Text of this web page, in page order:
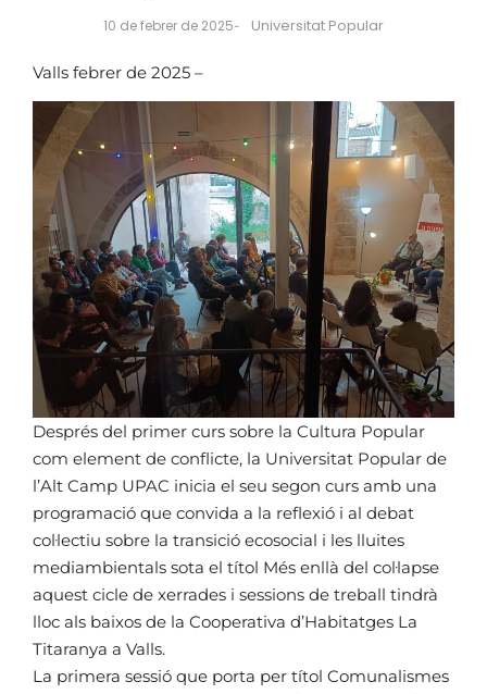
10 de febrer de 2025- Universitat Popular
Valls febrer de 2025 –
Després del primer curs sobre la Cultura Popular
com element de conflicte, la Universitat Popular de
l’Alt Camp UPAC inicia el seu segon curs amb una
programació que convida a la reflexió i al debat
col·lectiu sobre la transició ecosocial i les lluites
mediambientals sota el títol Més enllà del col·lapse
aquest cicle de xerrades i sessions de treball tindrà
lloc als baixos de la Cooperativa d’Habitatges La
Titaranya a Valls.
La primera sessió que porta per títol Comunalismes